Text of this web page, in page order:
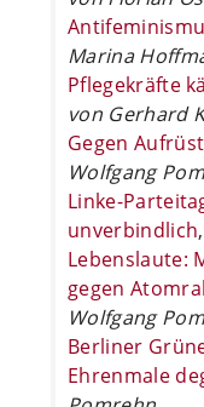
Marina
Pflegekräfte
von Gerhard
Gegen
Wolfgang
Linke-
unverbindlich,
Lebenslaute:
gegen
Wolfgang
Berliner
Ehrenmale